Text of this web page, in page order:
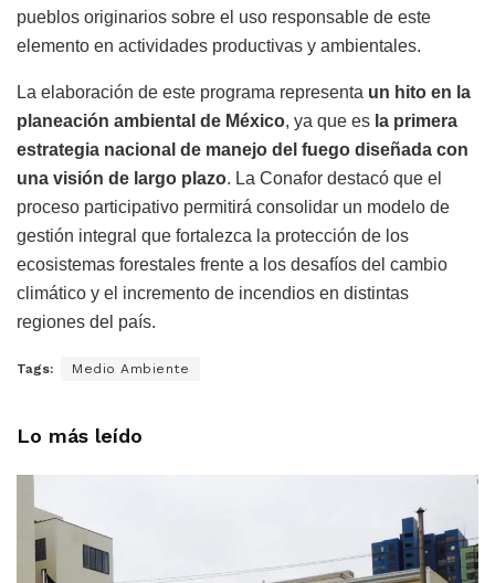
pueblos originarios sobre el uso responsable de este
elemento en actividades productivas y ambientales.
La elaboración de este programa representa un hito en la
planeación ambiental de México, ya que es la primera
estrategia nacional de manejo del fuego diseñada con
una visión de largo plazo. La Conafor destacó que el
proceso participativo permitirá consolidar un modelo de
gestión integral que fortalezca la protección de los
ecosistemas forestales frente a los desafíos del cambio
climático y el incremento de incendios en distintas
regiones del país.
Tags: Medio Ambiente
Lo más leído